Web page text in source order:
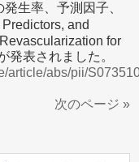
生率、予測因子、
and
for
発表されました。
article/abs/pii/
次のページ »